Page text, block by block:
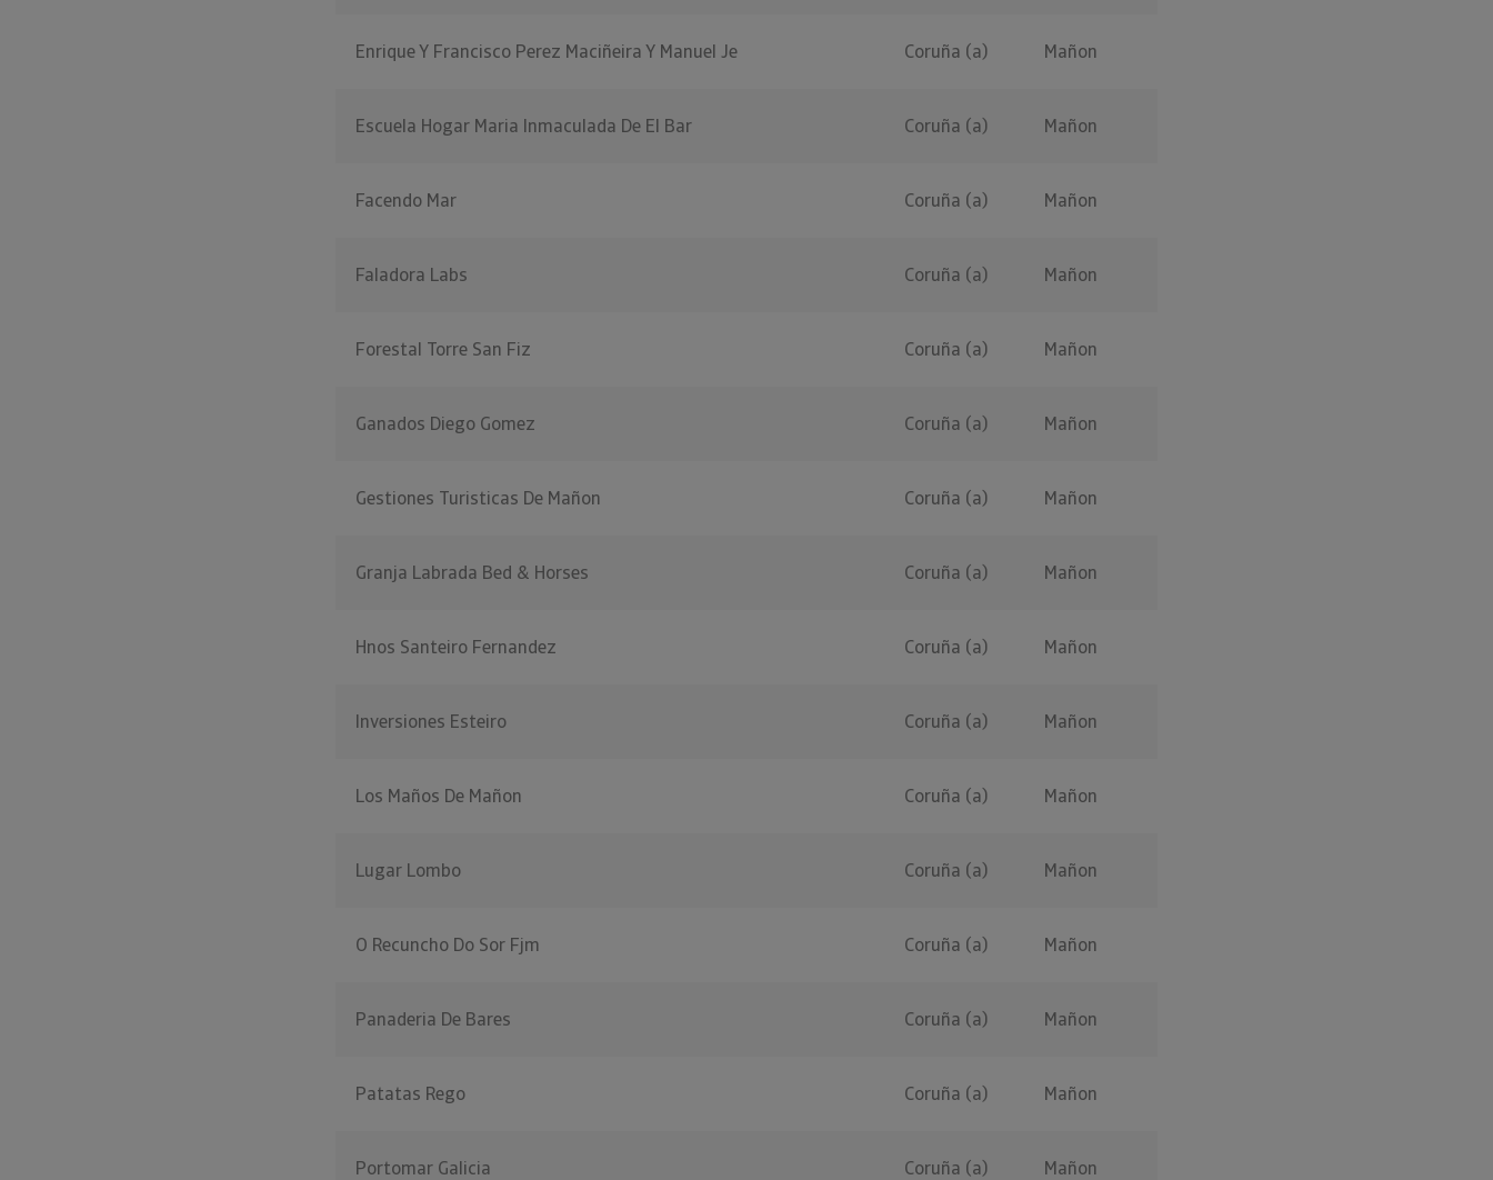
Enrique Y Francisco Perez Maciñeira Y Manuel Je Coruña (a) Mañon
Escuela Hogar Maria Inmaculada De El Bar Coruña (a) Mañon
Facendo Mar Coruña (a) Mañon
Faladora Labs Coruña (a) Mañon
Forestal Torre San Fiz Coruña (a) Mañon
Ganados Diego Gomez Coruña (a) Mañon
Gestiones Turisticas De Mañon Coruña (a) Mañon
Granja Labrada Bed & Horses Coruña (a) Mañon
Hnos Santeiro Fernandez Coruña (a) Mañon
Inversiones Esteiro Coruña (a) Mañon
Los Maños De Mañon Coruña (a) Mañon
Lugar Lombo Coruña (a) Mañon
O Recuncho Do Sor Fjm Coruña (a) Mañon
Panaderia De Bares Coruña (a) Mañon
Patatas Rego Coruña (a) Mañon
Portomar Galicia Coruña (a) Mañon